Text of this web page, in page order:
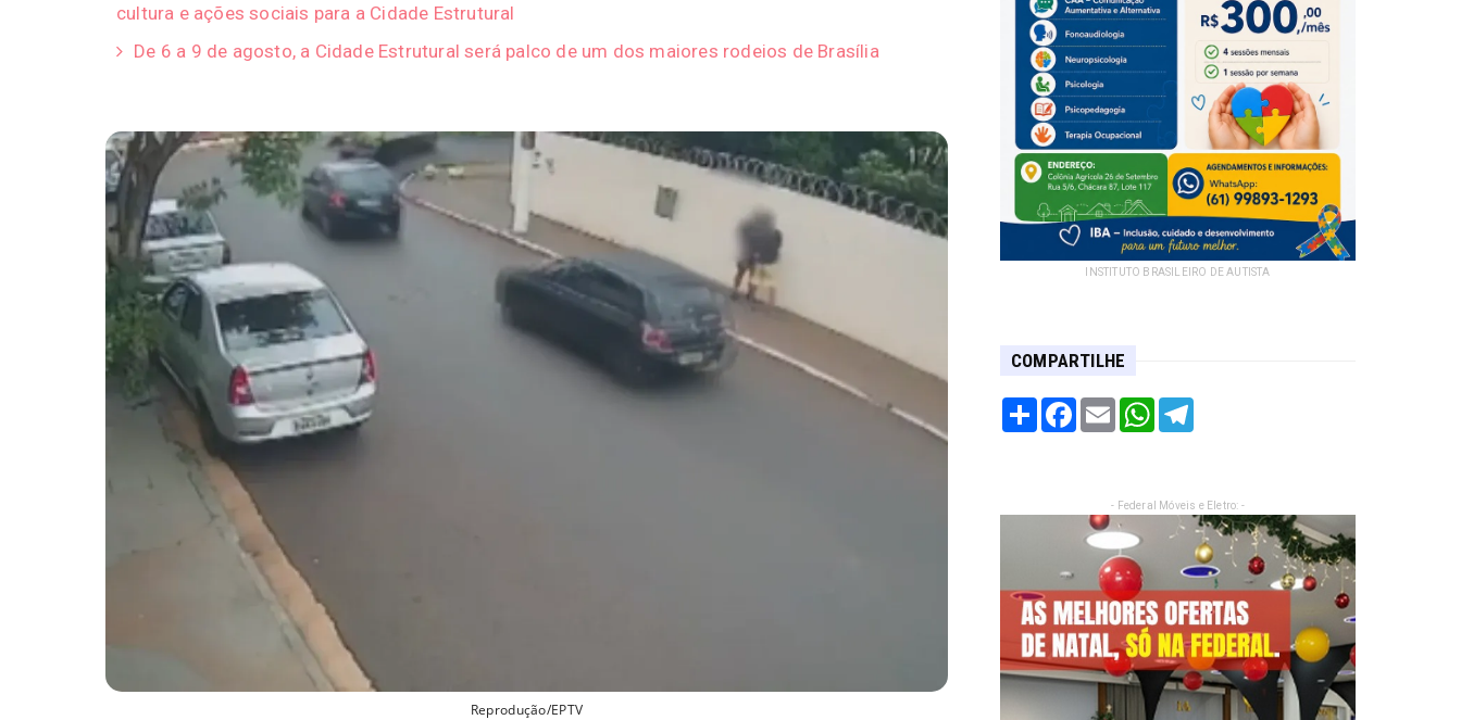
cultura e ações sociais para a Cidade Estrutural
De 6 a 9 de agosto, a Cidade Estrutural será palco de um dos maiores rodeios de Brasília
Reprodução/EPTV
INSTITUTO BRASILEIRO DE AUTISTA
COMPARTILHE
Share Facebook
Email WhatsApp
- Federal Móveis e Eletro: -